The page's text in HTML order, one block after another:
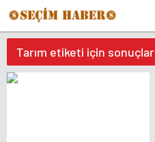
Tarım etiketi için sonuçlar